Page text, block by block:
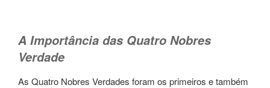
A Importância das Quatro ­Nobres
Verdade
As Quatro Nobres Verdades foram os pri­mei­ros e tam­bém